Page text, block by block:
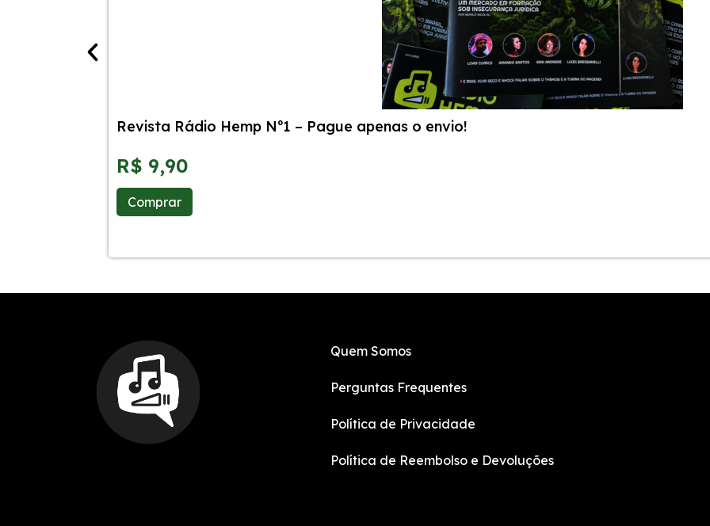
Revista Rádio Hemp Nº1 – Pague apenas o envio!
R$ 9,90
Comprar
Quem Somos
Perguntas Frequentes
Política de Privacidade
Política de Reembolso e Devoluções